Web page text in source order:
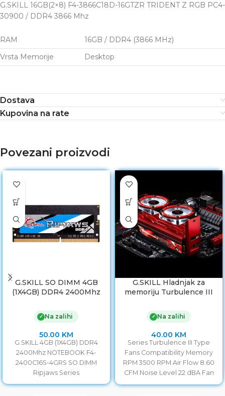
G.SKILL 16GB(2×8) F4-3866C18D-16GTZR TRIDENT Z RGB PC4-
30900 / DDR4 3866 Mhz
RAM
16GB / DDR4 (3866 MHz)
Vrsta Memorije
Desktop
Dostava
Kupovina na rate
Povezani proizvodi
G.SKILL SO DIMM 4GB
(1X4GB) DDR4 2400Mhz
4GRS Ripjaws Series
✓ Na zalihi
50.00 KM
G.SKILL 4GB (1X4GB) DDR4
2400Mhz NOTEBOOK F4-
2400C16S-4GRS SO DIMM
Ripjaws Series
G.SKILL Hladnjak za
memoriju Turbulence III
✓ Na zalihi
40.00 KM
Series Turbulence III Type
Fans Compatibility Memory
RPM 3500 RPM Air Flow 8.60
CFM Noise Level 22 dBA Fan
Dimensions